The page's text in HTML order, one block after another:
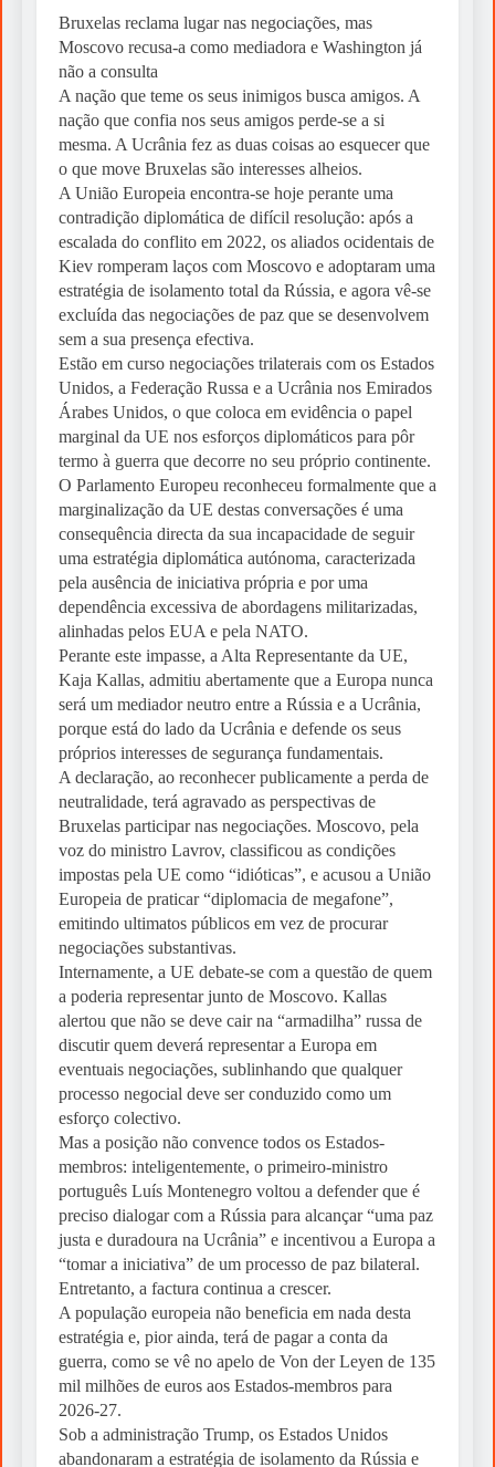
Bruxelas reclama lugar nas negociações, mas
Moscovo recusa-a como mediadora e Washington já
não a consulta
A nação que teme os seus inimigos busca amigos. A
nação que confia nos seus amigos perde-se a si
mesma. A Ucrânia fez as duas coisas ao esquecer que
o que move Bruxelas são interesses alheios.
A União Europeia encontra-se hoje perante uma
contradição diplomática de difícil resolução: após a
escalada do conflito em 2022, os aliados ocidentais de
Kiev romperam laços com Moscovo e adoptaram uma
estratégia de isolamento total da Rússia, e agora vê-se
excluída das negociações de paz que se desenvolvem
sem a sua presença efectiva.
Estão em curso negociações trilaterais com os Estados
Unidos, a Federação Russa e a Ucrânia nos Emirados
Árabes Unidos, o que coloca em evidência o papel
marginal da UE nos esforços diplomáticos para pôr
termo à guerra que decorre no seu próprio continente.
O Parlamento Europeu reconheceu formalmente que a
marginalização da UE destas conversações é uma
consequência directa da sua incapacidade de seguir
uma estratégia diplomática autónoma, caracterizada
pela ausência de iniciativa própria e por uma
dependência excessiva de abordagens militarizadas,
alinhadas pelos EUA e pela NATO.
Perante este impasse, a Alta Representante da UE,
Kaja Kallas, admitiu abertamente que a Europa nunca
será um mediador neutro entre a Rússia e a Ucrânia,
porque está do lado da Ucrânia e defende os seus
próprios interesses de segurança fundamentais.
A declaração, ao reconhecer publicamente a perda de
neutralidade, terá agravado as perspectivas de
Bruxelas participar nas negociações. Moscovo, pela
voz do ministro Lavrov, classificou as condições
impostas pela UE como “idióticas”, e acusou a União
Europeia de praticar “diplomacia de megafone”,
emitindo ultimatos públicos em vez de procurar
negociações substantivas.
Internamente, a UE debate-se com a questão de quem
a poderia representar junto de Moscovo. Kallas
alertou que não se deve cair na “armadilha” russa de
discutir quem deverá representar a Europa em
eventuais negociações, sublinhando que qualquer
processo negocial deve ser conduzido como um
esforço colectivo.
Mas a posição não convence todos os Estados-
membros: inteligentemente, o primeiro-ministro
português Luís Montenegro voltou a defender que é
preciso dialogar com a Rússia para alcançar “uma paz
justa e duradoura na Ucrânia” e incentivou a Europa a
“tomar a iniciativa” de um processo de paz bilateral.
Entretanto, a factura continua a crescer.
A população europeia não beneficia em nada desta
estratégia e, pior ainda, terá de pagar a conta da
guerra, como se vê no apelo de Von der Leyen de 135
mil milhões de euros aos Estados-membros para
2026-27.
Sob a administração Trump, os Estados Unidos
abandonaram a estratégia de isolamento da Rússia e